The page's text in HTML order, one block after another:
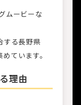
ムービーな
する長野県
ています。
理由